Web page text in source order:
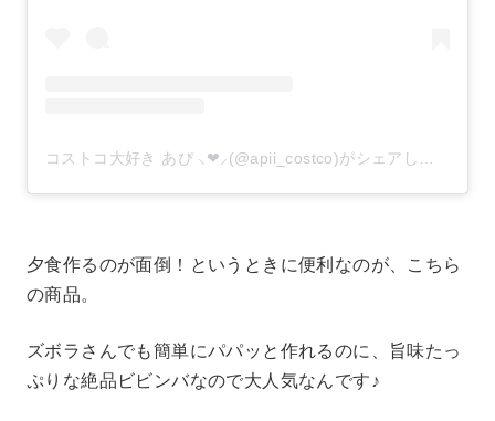
コストコ大好き あぴ ⸜❤︎⸝‍(@apii_costco)がシェアした投稿
夕食作るのが面倒！というときに便利なのが、こちら
の商品。
ズボラさんでも簡単にパパッと作れるのに、旨味たっ
ぷりな絶品ビビンバなので大人気なんです♪